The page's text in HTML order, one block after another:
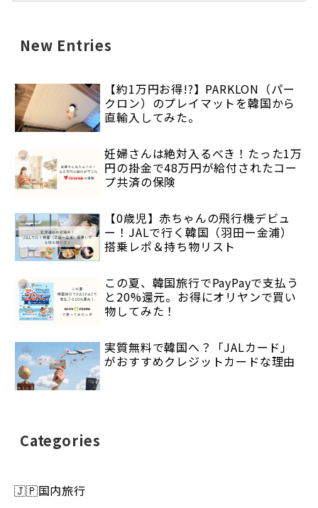
New Entries
【約1万円お得!?】PARKLON（パー
クロン）のプレイマットを韓国から
直輸入してみた。
妊婦さんは絶対入るべき！たった1万
円の掛金で48万円が給付されたコー
プ共済の保険
【0歳児】赤ちゃんの飛行機デビュ
ー！JALで行く韓国（羽田ー金浦）
搭乗レポ＆持ち物リスト
この夏、韓国旅行でPayPayで支払う
と20%還元。お得にオリヤンで買い
物してみた！
実質無料で韓国へ？「JALカード」
がおすすめクレジットカードな理由
Categories
🇯🇵国内旅行